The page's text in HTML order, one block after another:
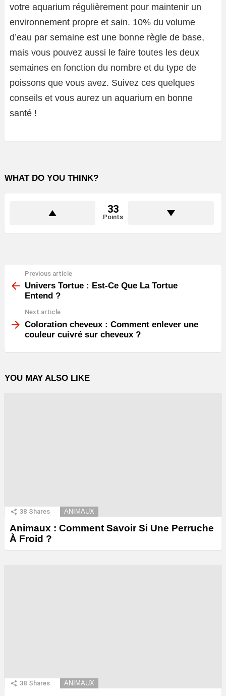
votre aquarium régulièrement pour maintenir un
environnement propre et sain. 10% du volume
d’eau par semaine est une bonne règle de base,
mais vous pouvez aussi le faire toutes les deux
semaines en fonction du nombre et du type de
poissons que vous avez. Suivez ces quelques
conseils et vous aurez un aquarium en bonne
santé !
WHAT DO YOU THINK?
33
Points
more
Previous article
Univers Tortue : Est-Ce Que La Tortue
Entend ?
Next article
Coloration cheveux : Comment enlever une
couleur cuivré sur cheveux ?
YOU MAY ALSO LIKE
38 Shares ANIMAUX
Animaux : Comment Savoir Si Une Perruche
À Froid ?
38 Shares ANIMAUX